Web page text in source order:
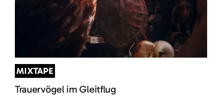
MIXTAPE
Trauervögel im Gleitflug